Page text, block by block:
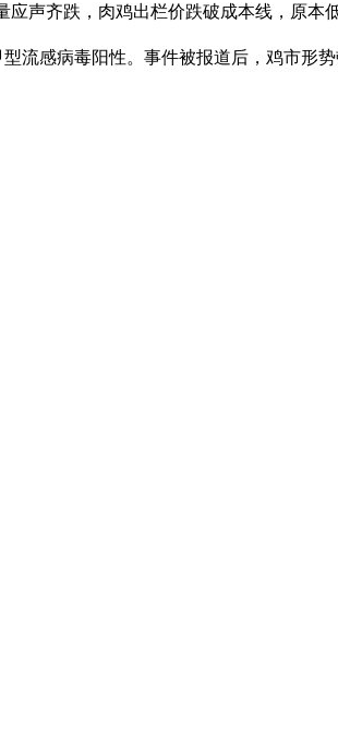
声齐跌，肉鸡出栏价跌破成本线，原本
感病毒阳性。事件被报道后，鸡市形势